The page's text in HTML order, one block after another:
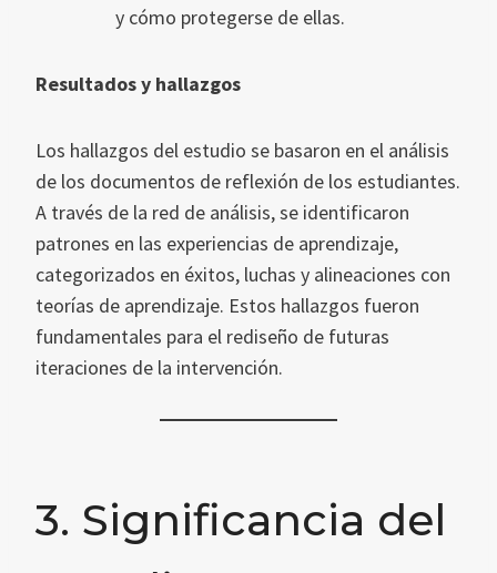
y cómo protegerse de ellas.
Resultados y hallazgos
Los hallazgos del estudio se basaron en el análisis
de los documentos de reflexión de los estudiantes.
A través de la red de análisis, se identificaron
patrones en las experiencias de aprendizaje,
categorizados en éxitos, luchas y alineaciones con
teorías de aprendizaje. Estos hallazgos fueron
fundamentales para el rediseño de futuras
iteraciones de la intervención.
3. Significancia del